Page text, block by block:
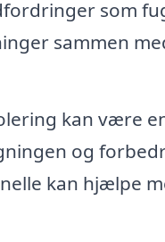
som
sammen
kan være
og
kan hjælpe